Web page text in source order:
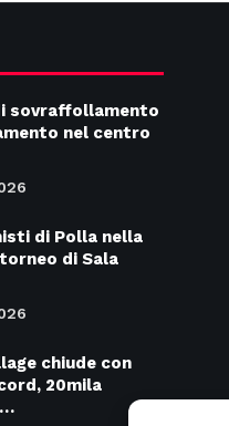
sovraffollamento
nel centro
di Polla nella
di Sala
chiude con
20mila